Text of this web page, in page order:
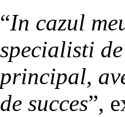
“In cazul
specialisti
principal,
de succes”,